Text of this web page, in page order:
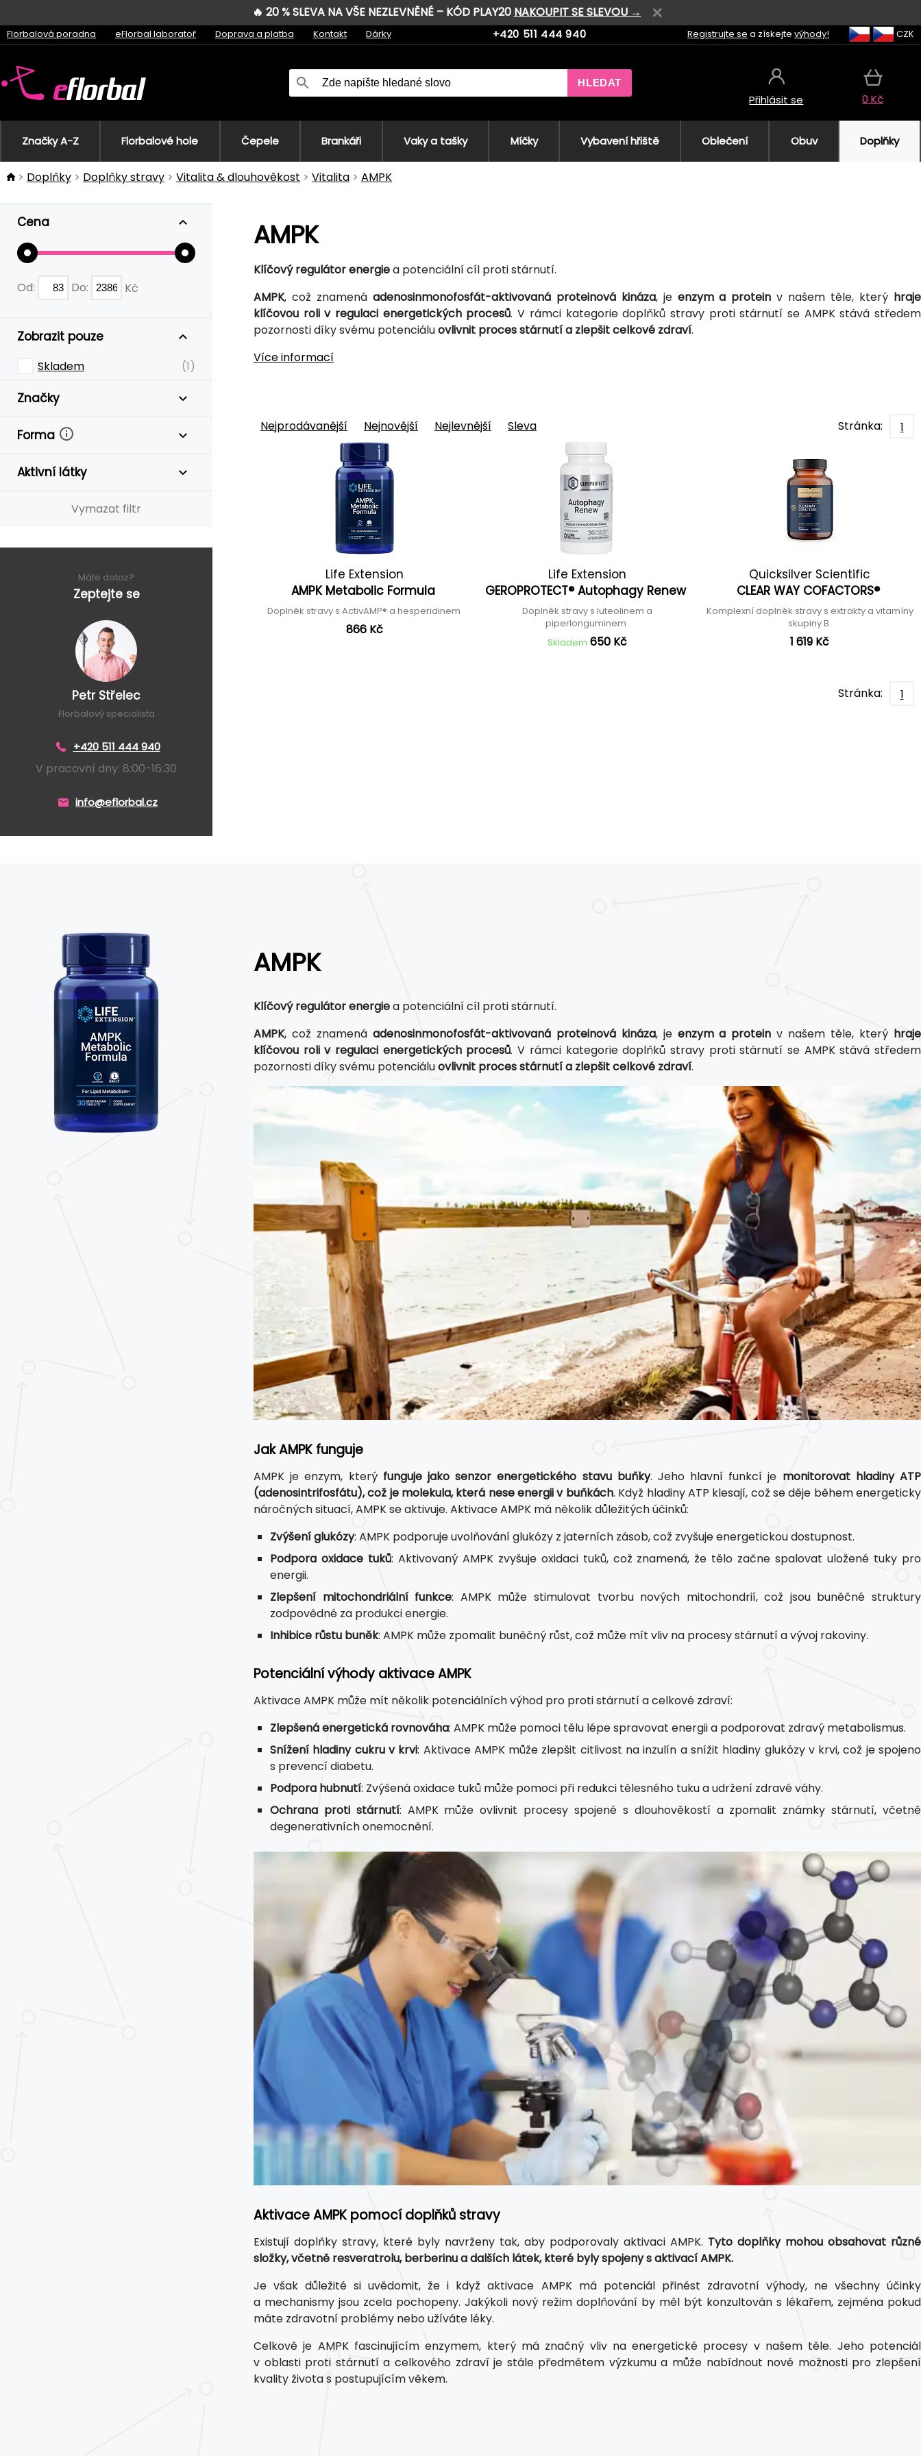
🔥 20 % SLEVA NA VŠE NEZLEVNĚNÉ – KÓD PLAY20 NAKOUPIT SE SLEVOU →
Florbalová poradna eFlorbal laboratoř Doprava a platba Kontakt Dárky +420 511 444 940 Registrujte se a získejte výhody! CZK
HLEDAT
Přihlásit se 0 Kč
Značky A-Z Florbalové hole Čepele Brankáři Vaky a tašky Míčky Vybavení hřiště Oblečení Obuv Doplňky
Doplňky Doplňky stravy Vitalita & dlouhověkost Vitalita AMPK
Cena
Od: Do: Kč
Zobrazit pouze
Skladem (1)
Značky
Forma
Aktivní látky
Vymazat filtr
Máte dotaz?
Zeptejte se
Petr Střelec
Florbalový specialista
+420 511 444 940
V pracovní dny: 8:00-16:30
info@eflorbal.cz
AMPK
Klíčový regulátor energiea potenciální cíl proti stárnutí.
AMPK, což znamená adenosinmonofosfát-aktivovaná proteinová kináza, je enzym a protein v našem těle, který hraje
klíčovou roli v regulaci energetických procesů. V rámci kategorie doplňků stravy proti stárnutí se AMPK stává středem
pozornosti díky svému potenciáluovlivnit proces stárnutí a zlepšit celkové zdraví.
Více informací
Nejprodávanější Nejnovější Nejlevnější Sleva Stránka: 1
Life Extension
AMPK Metabolic Formula
Doplněk stravy s ActivAMP® a hesperidinem
866 Kč
Life Extension
GEROPROTECT® Autophagy Renew
Doplněk stravy s luteolinem a
piperlonguminem
Skladem 650 Kč
Quicksilver Scientific
CLEAR WAY COFACTORS®
Komplexní doplněk stravy s extrakty a vitamíny
skupiny B
1 619 Kč
Stránka: 1
AMPK
Klíčový regulátor energiea potenciální cíl proti stárnutí.
AMPK, což znamená adenosinmonofosfát-aktivovaná proteinová kináza, je enzym a protein v našem těle, který hraje
klíčovou roli v regulaci energetických procesů. V rámci kategorie doplňků stravy proti stárnutí se AMPK stává středem
pozornosti díky svému potenciáluovlivnit proces stárnutí a zlepšit celkové zdraví.
Jak AMPK funguje
AMPK je enzym, který funguje jako senzor energetického stavu buňky. Jeho hlavní funkcí je monitorovat hladiny ATP
(adenosintrifosfátu), což je molekula, která nese energii v buňkách. Když hladiny ATP klesají, což se děje během energeticky
náročných situací, AMPK se aktivuje. Aktivace AMPK má několik důležitých účinků:
Zvýšení glukózy: AMPK podporuje uvolňování glukózy z jaterních zásob, což zvyšuje energetickou dostupnost.
Podpora oxidace tuků: Aktivovaný AMPK zvyšuje oxidaci tuků, což znamená, že tělo začne spalovat uložené tuky pro
energii.
Zlepšení mitochondriální funkce: AMPK může stimulovat tvorbu nových mitochondrií, což jsou buněčné struktury
zodpovědné za produkci energie.
Inhibice růstu buněk: AMPK může zpomalit buněčný růst, což může mít vliv na procesy stárnutí a vývoj rakoviny.
Potenciální výhody aktivace AMPK
Aktivace AMPK může mít několik potenciálních výhod pro proti stárnutí a celkové zdraví:
Zlepšená energetická rovnováha: AMPK může pomoci tělu lépe spravovat energii a podporovat zdravý metabolismus.
Snížení hladiny cukru v krvi: Aktivace AMPK může zlepšit citlivost na inzulín a snížit hladiny glukózy v krvi, což je spojeno
s prevencí diabetu.
Podpora hubnutí: Zvýšená oxidace tuků může pomoci při redukci tělesného tuku a udržení zdravé váhy.
Ochrana proti stárnutí: AMPK může ovlivnit procesy spojené s dlouhověkostí a zpomalit známky stárnutí, včetně
degenerativních onemocnění.
Aktivace AMPK pomocí doplňků stravy
Existují doplňky stravy, které byly navrženy tak, aby podporovaly aktivaci AMPK. Tyto doplňky mohou obsahovat různé
složky, včetně resveratrolu, berberinu a dalších látek, které byly spojeny s aktivací AMPK.
Je však důležité si uvědomit, že i když aktivace AMPK má potenciál přinést zdravotní výhody, ne všechny účinky
a mechanismy jsou zcela pochopeny. Jakýkoli nový režim doplňování by měl být konzultován s lékařem, zejména pokud
máte zdravotní problémy nebo užíváte léky.
Celkově je AMPK fascinujícím enzymem, který má značný vliv na energetické procesy v našem těle. Jeho potenciál
v oblasti proti stárnutí a celkového zdraví je stále předmětem výzkumu a může nabídnout nové možnosti pro zlepšení
kvality života s postupujícím věkem.